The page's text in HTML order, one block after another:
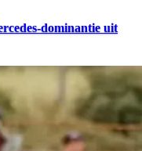
dominantie uit